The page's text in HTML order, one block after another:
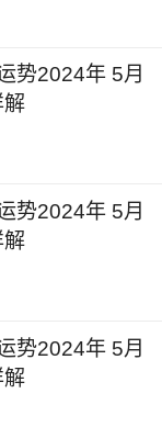
月里，他们可
持警惕，避免
则。
况整体较为
而，月初至中
易出现疲劳感
建议天秤座加
意合理饮食，
预防感冒等疾
势2024年 5月
解
势2024年 5月
解
势2024年 5月
解